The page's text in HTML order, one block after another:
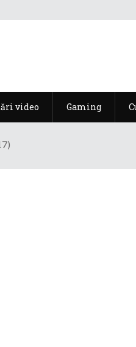
video Gaming